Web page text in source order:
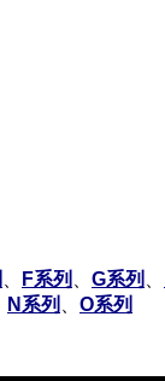
F系列 G系列
N系列 O系列